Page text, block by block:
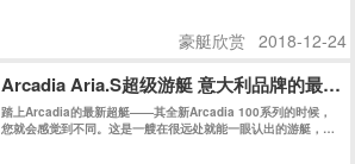
豪艇欣赏 2018-12-24
Arcadia Aria.S超级游艇 意大利品牌的最新
踏上Arcadia的最新超艇——其全新Arcadia 100系列的时候，
您就会感觉到不同。这是一艘在很远处就能一眼认出的游艇，即